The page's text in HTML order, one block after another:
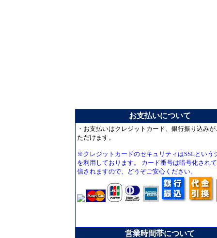
お支払いについて
・お支払いはクレジットカード、銀行振り込み
ただけます。
※クレジットカードのセキュリティはSSLという
を利用しております。 カード番号は暗号化され
信されますので、どうぞご安心ください。
営業時間帯について